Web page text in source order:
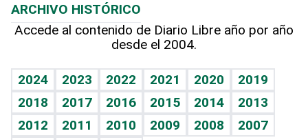
Hablando con el pediatra
Vida y familia
Eñe
Celebrando la vida
Línea de hit
TBT Deportivo
Hecho en casa
Guía del dinero
Cumpleaños
Horóscopos
Crucigramas
ARCHIVO HISTÓRICO
Accede al contenido de Diario Libre año por año
desde el 2004.
2024 2023 2022 2021 2020
2019
2018
2017 2016 2015 2014
2013
2012
2011 2010 2009 2008
2007